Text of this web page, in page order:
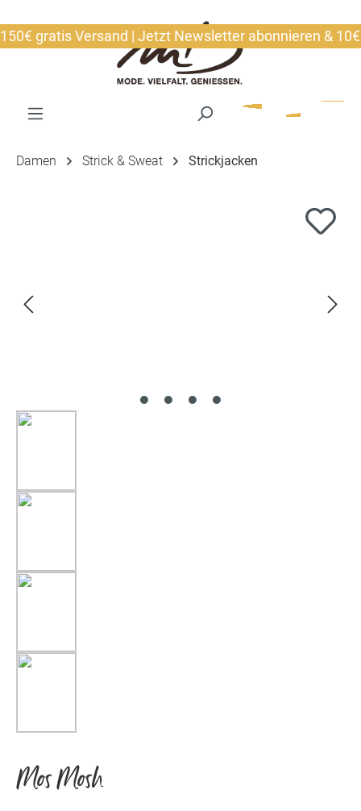
gratis Versand | Jetzt Newsletter abonnieren & 10€
Damen Strick & Sweat Strickjacken
Mos Mosh